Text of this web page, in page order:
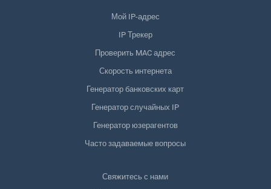
Мой IP-адрес
IP Трекер
Проверить MAC адрес
Скорость интернета
Генератор банковских карт
Генератор случайных IP
Генератор юзерагентов
Часто задаваемые вопросы
Свяжитесь с нами